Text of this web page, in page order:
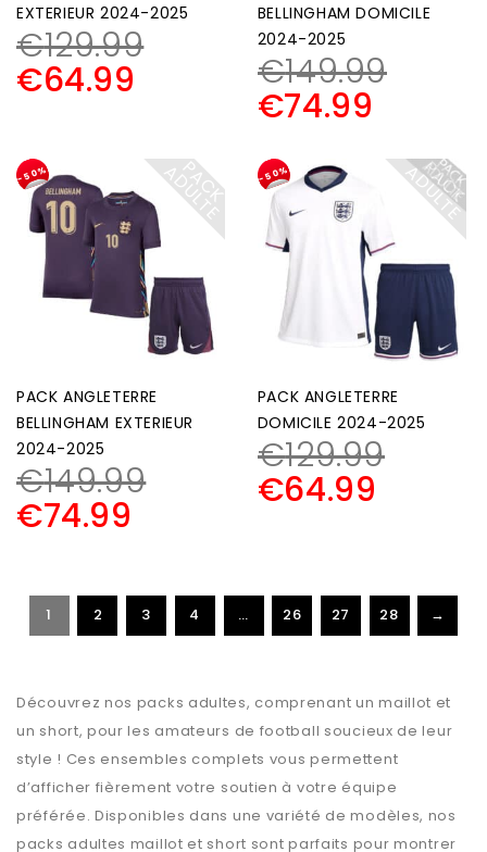
EXTERIEUR 2024-2025
€129.99
€64.99
BELLINGHAM DOMICILE
2024-2025
€149.99
€74.99
-50% P
A
C
K
A
D
U
L
T
E
PACK ANGLETERRE
BELLINGHAM EXTERIEUR
2024-2025
€149.99
€74.99
-50% P
A
C
K
A
D
U
L
T
E
PACK ANGLETERRE
DOMICILE 2024-2025
€129.99
€64.99
1 2 3 4 … 26 27 28 →
Découvrez nos packs adultes, comprenant un maillot et
un short, pour les amateurs de football soucieux de leur
style ! Ces ensembles complets vous permettent
d’afficher fièrement votre soutien à votre équipe
préférée. Disponibles dans une variété de modèles, nos
packs adultes maillot et short sont parfaits pour montrer